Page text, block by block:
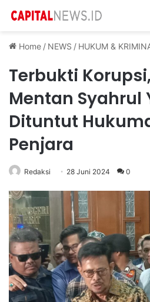
Home / NEWS / HUKUM &
Terbukti
Mentan Syahrul
Dituntut
Penjara
Redaksi 28 Juni 2024 0